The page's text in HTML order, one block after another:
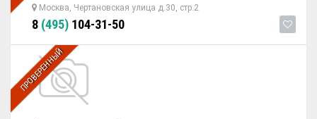
Москва, Чертановская улица д.30, стр.2
8 (495) 104-31-50
ПРОВЕРЕННЫЙ